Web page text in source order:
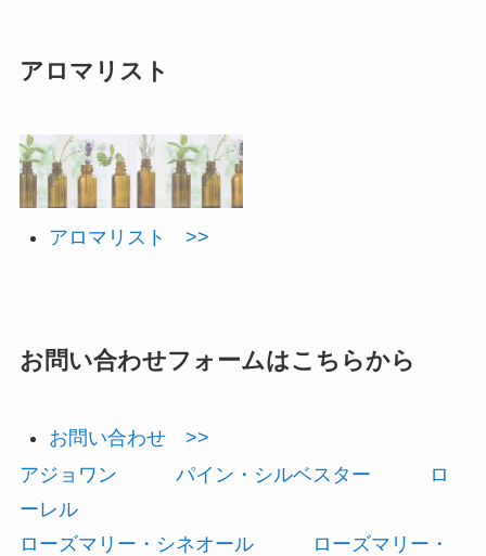
アロマリスト
アロマリスト >>
お問い合わせフォームはこちらから
お問い合わせ >>
アジョワン
パイン・シルベスター
ロ
ーレル
ローズマリー・シネオール
ローズマリー・